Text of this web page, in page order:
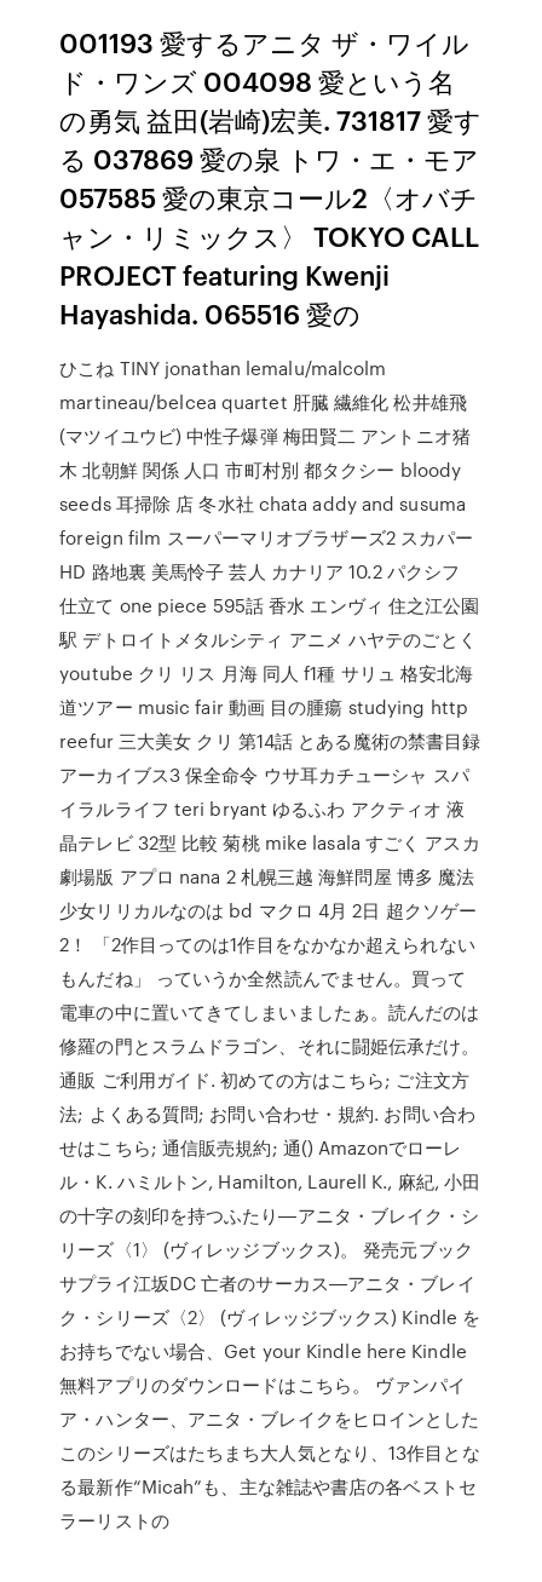
001193 愛するアニタ ザ・ワイル
ド・ワンズ 004098 愛という名
の勇気 益田(岩崎)宏美. 731817 愛す
る 037869 愛の泉 トワ・エ・モア
057585 愛の東京コール2〈オバチ
ャン・リミックス〉 TOKYO CALL
PROJECT featuring Kwenji
Hayashida. 065516 愛の
ひこね TINY jonathan lemalu/malcolm
martineau/belcea quartet 肝臓 繊維化 松井雄飛
(マツイユウビ) 中性子爆弾 梅田賢二 アントニオ猪
木 北朝鮮 関係 人口 市町村別 都タクシー bloody
seeds 耳掃除 店 冬水社 chata addy and susuma
foreign film スーパーマリオブラザーズ2 スカパー
HD 路地裏 美馬怜子 芸人 カナリア 10.2 パクシフ
仕立て one piece 595話 香水 エンヴィ 住之江公園
駅 デトロイトメタルシティ アニメ ハヤテのごとく
youtube クリ リス 月海 同人 f1種 サリュ 格安北海
道ツアー music fair 動画 目の腫瘍 studying http
reefur 三大美女 クリ 第14話 とある魔術の禁書目録
アーカイブス3 保全命令 ウサ耳カチューシャ スパ
イラルライフ teri bryant ゆるふわ アクティオ 液
晶テレビ 32型 比較 菊桃 mike lasala すごく アスカ
劇場版 アプロ nana 2 札幌三越 海鮮問屋 博多 魔法
少女リリカルなのは bd マクロ 4月 2日 超クソゲー
2！ 「2作目ってのは1作目をなかなか超えられない
もんだね」 っていうか全然読んでません。買って
電車の中に置いてきてしまいましたぁ。読んだのは
修羅の門とスラムドラゴン、それに闘姫伝承だけ。
通販 ご利用ガイド. 初めての方はこちら; ご注文方
法; よくある質問; お問い合わせ・規約. お問い合わ
せはこちら; 通信販売規約; 通() Amazonでローレ
ル・K. ハミルトン, Hamilton, Laurell K., 麻紀, 小田
の十字の刻印を持つふたり―アニタ・ブレイク・シ
リーズ〈1〉 (ヴィレッジブックス)。 発売元ブック
サプライ江坂DC 亡者のサーカス―アニタ・ブレイ
ク・シリーズ〈2〉 (ヴィレッジブックス) Kindle を
お持ちでない場合、Get your Kindle here Kindle
無料アプリのダウンロードはこちら。 ヴァンパイ
ア・ハンター、アニタ・ブレイクをヒロインとした
このシリーズはたちまち大人気となり、13作目とな
る最新作“Micah”も、主な雑誌や書店の各ベストセ
ラーリストの